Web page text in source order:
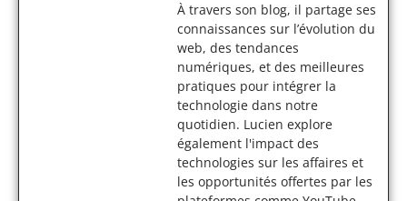
À travers son blog, il partage ses
connaissances sur l’évolution du
web, des tendances
numériques, et des meilleures
pratiques pour intégrer la
technologie dans notre
quotidien. Lucien explore
également l'impact des
technologies sur les affaires et
les opportunités offertes par les